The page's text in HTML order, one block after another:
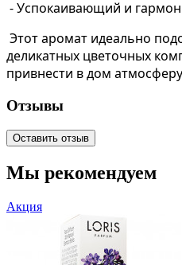
- Успокаивающий и
Этот аромат идеально
деликатных цветочных
привнести в дом
Отзывы
Оставить отзыв
Мы рекомендуем
Акция